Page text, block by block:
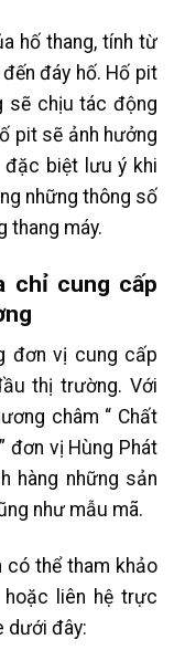
hố thang, tính từ
đáy hố. Hố pit
sẽ chịu tác động
pit sẽ ảnh hưởng
đặc biệt lưu ý khi
những thông số
thang máy.
chỉ cung cấp
đơn vị cung cấp
thị trường. Với
châm “ Chất
đơn vị Hùng Phát
hàng những sản
như mẫu mã.
có thể tham khảo
hoặc liên hệ trực
dưới đây: